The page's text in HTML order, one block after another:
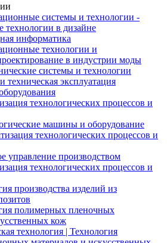
системы и технологии -
в дизайне
информатика
технологии и
в индустрии моды
системы и технологии
эксплуатация
технологических процессов и
машины и оборудование
технологических процессов и
управление производством
технологических процессов и
производства изделий из
полимерных пленочных
кож
технология | Технология